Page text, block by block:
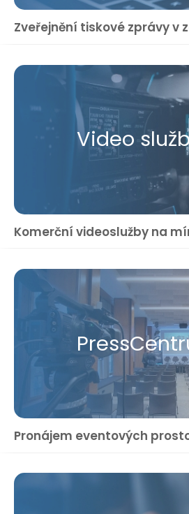
Zveřejnění tiskové zprávy v
Video
Komerční videoslužby na
Pronájem eventových